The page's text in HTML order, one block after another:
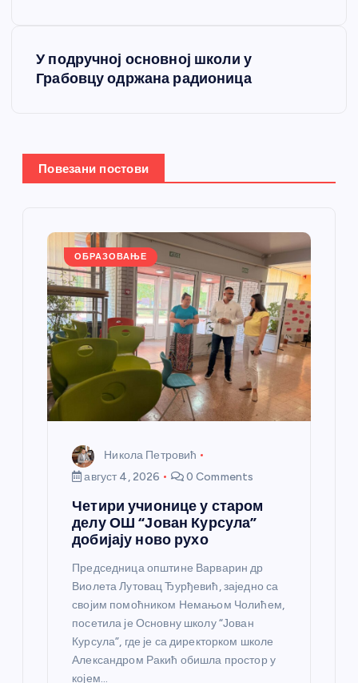
У подручној основној школи у
Грабовцу одржана радионица
Повезани постови
ОБРАЗОВАЊЕ
Никола Петровић
август 4, 2026
0 Comments
Четири учионице у старом
делу ОШ “Јован Курсула”
добијају ново рухо
Председница општине Варварин др
Виолета Лутовац Ђурђевић, заједно са
својим помоћником Немањом Чолићем,
посетила је Основну школу “Јован
Курсула”, где је са директорком школе
Александром Ракић обишла простор у
којем…